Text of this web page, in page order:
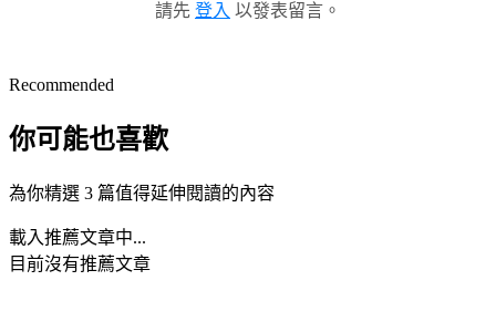
請先 登入 以發表留言。
Recommended
你可能也喜歡
為你精選 3 篇值得延伸閱讀的內容
載入推薦文章中...
目前沒有推薦文章